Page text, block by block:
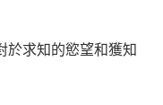
於求知的慾望和獲知